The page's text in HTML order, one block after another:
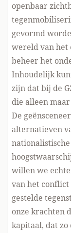
openbaar
gevormd
wereld van het
beheer het
Inhoudelijk
zijn dat bij de
die alleen
De
alternatieven
willen we
van het
gestelde
onze krachten
kapitaal, dat